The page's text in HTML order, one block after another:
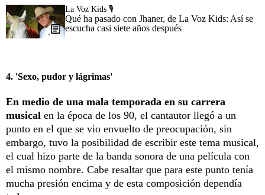
La Voz Kids 🎙️
Qué ha pasado con Jhaner, de La Voz Kids: Así se
escucha casi siete años después
4. 'Sexo, pudor y lágrimas'
En medio de una mala temporada en su carrera
musical en la época de los 90, el cantautor llegó a un
punto en el que se vio envuelto de preocupación, sin
embargo, tuvo la posibilidad de escribir este tema musical,
el cual hizo parte de la banda sonora de una película con
el mismo nombre. Cabe resaltar que para este punto tenía
mucha presión encima y de esta composición dependía